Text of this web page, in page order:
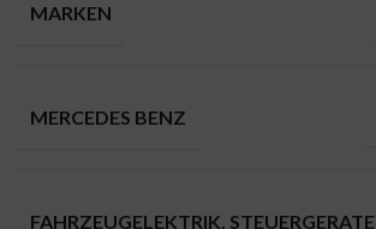
MARKEN
MERCEDES BENZ
FAHRZEUGELEKTRIK, STEUERGERATE